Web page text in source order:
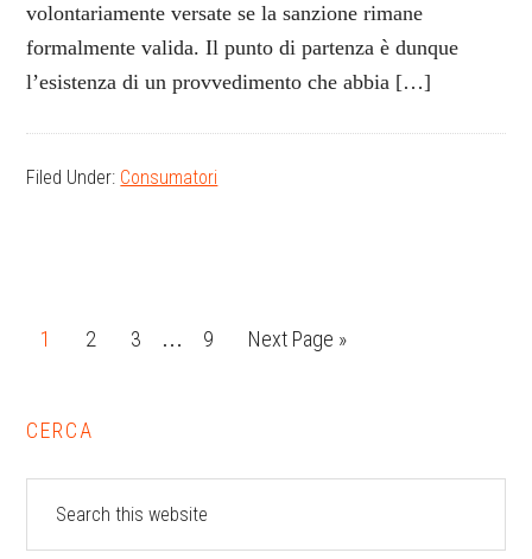
volontariamente versate se la sanzione rimane
formalmente valida. Il punto di partenza è dunque
l’esistenza di un provvedimento che abbia […]
Filed Under: Consumatori
Page
1 Page
2 Page
3
Interim
… Page
9
Go
Next Page »
Primary
Sidebar
CERCA
website